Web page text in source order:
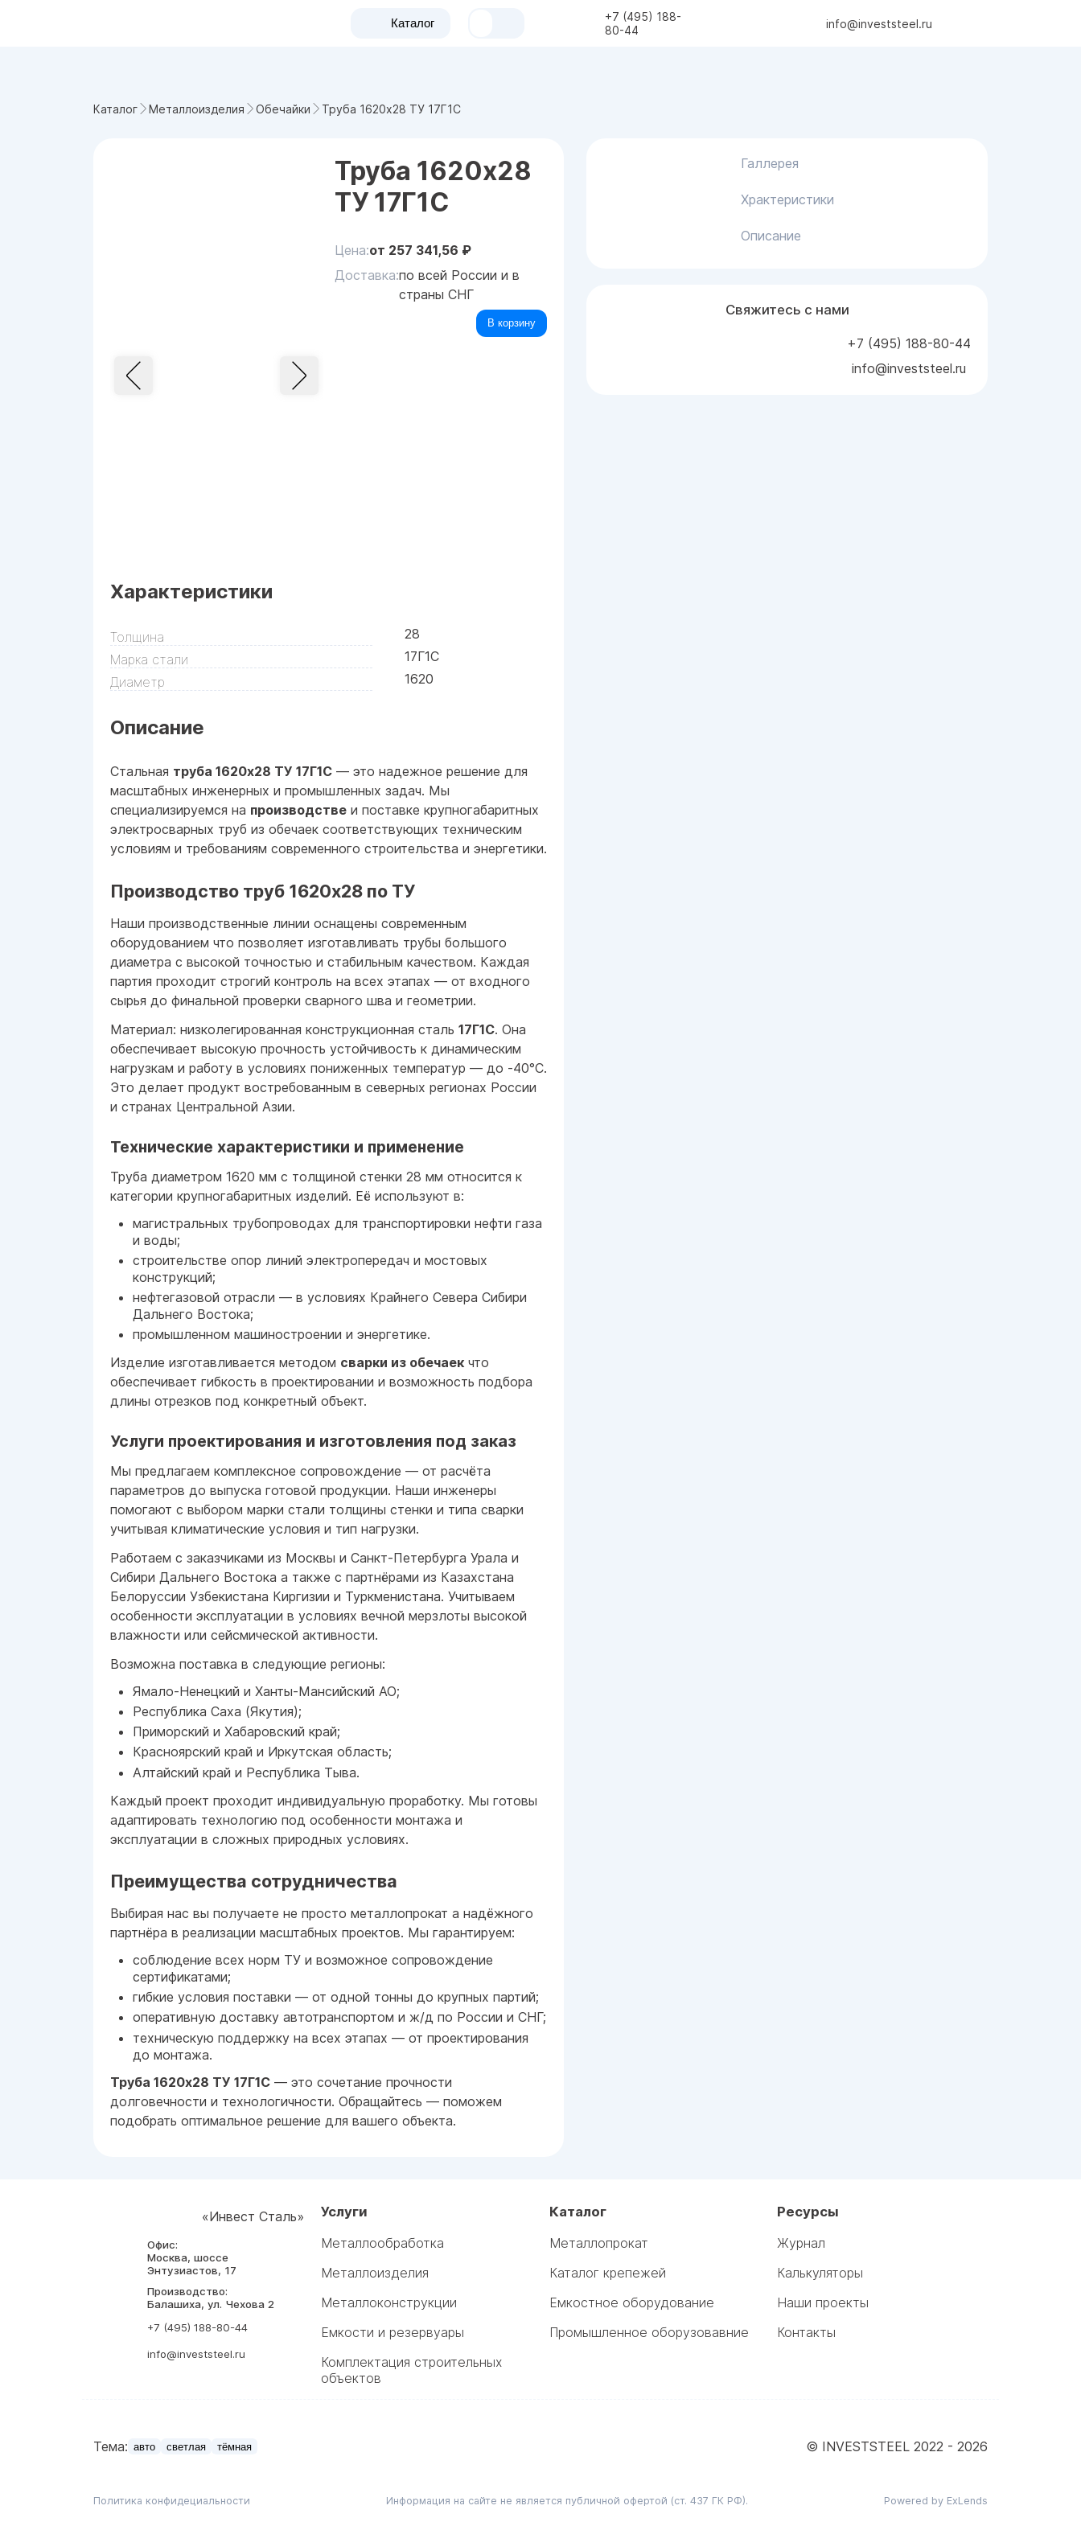
Каталог
+7 (495) 188-
80-44
info@investsteel.ru
Каталог Металлоизделия Обечайки Труба 1620x28 ТУ 17Г1С
Труба 1620x28
ТУ 17Г1С
Цена:от 257 341,56 ₽
Доставка:по всей России и в
страны СНГ
В корзину
Характеристики
Толщина
28
Марка стали
17Г1С
Диаметр
1620
Описание
Стальная труба 1620x28 ТУ 17Г1С — это надежное решение для
масштабных инженерных и промышленных задач. Мы
специализируемся на производстве и поставке крупногабаритных
электросварных труб из обечаек соответствующих техническим
условиям и требованиям современного строительства и энергетики.
Производство труб 1620x28 по ТУ
Наши производственные линии оснащены современным
оборудованием что позволяет изготавливать трубы большого
диаметра с высокой точностью и стабильным качеством. Каждая
партия проходит строгий контроль на всех этапах — от входного
сырья до финальной проверки сварного шва и геометрии.
Материал: низколегированная конструкционная сталь 17Г1С. Она
обеспечивает высокую прочность устойчивость к динамическим
нагрузкам и работу в условиях пониженных температур — до -40°C.
Это делает продукт востребованным в северных регионах России
и странах Центральной Азии.
Технические характеристики и применение
Труба диаметром 1620 мм с толщиной стенки 28 мм относится к
категории крупногабаритных изделий. Её используют в:
магистральных трубопроводах для транспортировки нефти газа
и воды;
строительстве опор линий электропередач и мостовых
конструкций;
нефтегазовой отрасли — в условиях Крайнего Севера Сибири
Дальнего Востока;
промышленном машиностроении и энергетике.
Изделие изготавливается методом сварки из обечаек что
обеспечивает гибкость в проектировании и возможность подбора
длины отрезков под конкретный объект.
Услуги проектирования и изготовления под заказ
Мы предлагаем комплексное сопровождение — от расчёта
параметров до выпуска готовой продукции. Наши инженеры
помогают с выбором марки стали толщины стенки и типа сварки
учитывая климатические условия и тип нагрузки.
Работаем с заказчиками из Москвы и Санкт-Петербурга Урала и
Сибири Дальнего Востока а также с партнёрами из Казахстана
Белоруссии Узбекистана Киргизии и Туркменистана. Учитываем
особенности эксплуатации в условиях вечной мерзлоты высокой
влажности или сейсмической активности.
Возможна поставка в следующие регионы:
Ямало-Ненецкий и Ханты-Мансийский АО;
Республика Саха (Якутия);
Приморский и Хабаровский край;
Красноярский край и Иркутская область;
Алтайский край и Республика Тыва.
Каждый проект проходит индивидуальную проработку. Мы готовы
адаптировать технологию под особенности монтажа и
эксплуатации в сложных природных условиях.
Преимущества сотрудничества
Выбирая нас вы получаете не просто металлопрокат а надёжного
партнёра в реализации масштабных проектов. Мы гарантируем:
соблюдение всех норм ТУ и возможное сопровождение
сертификатами;
гибкие условия поставки — от одной тонны до крупных партий;
оперативную доставку автотранспортом и ж/д по России и СНГ;
техническую поддержку на всех этапах — от проектирования
до монтажа.
Труба 1620x28 ТУ 17Г1С — это сочетание прочности
долговечности и технологичности. Обращайтесь — поможем
подобрать оптимальное решение для вашего объекта.
Галлерея
Храктеристики
Описание
Свяжитесь с нами
+7 (495) 188-80-44
info@investsteel.ru
«Инвест Сталь»
Офис:
Москва, шоссе
Энтузиастов, 17
Производство:
Балашиха, ул. Чехова 2
+7 (495) 188-80-44
info@investsteel.ru
Услуги
Металлообработка
Металлоизделия
Металлоконструкции
Емкости и резервуары
Комплектация строительных
объектов
Каталог
Металлопрокат
Каталог крепежей
Емкостное оборудование
Промышленное оборузовавние
Ресурсы
Журнал
Калькуляторы
Наши проекты
Контакты
Тема: авто светлая тёмная © INVESTSTEEL 2022 - 2026
Политика конфидециальности Информация на сайте не является публичной офертой (ст. 437 ГК РФ). Powered by ExLends